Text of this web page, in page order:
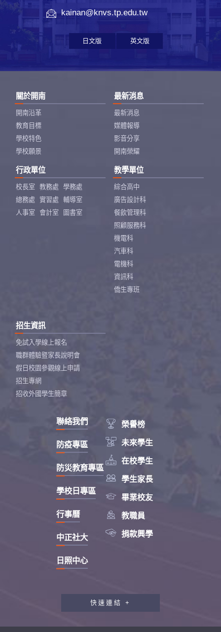
kainan@knvs.tp.edu.tw
日文版 英文版
關於開南
開南沿革
教育目標
學校特色
學校願景
最新消息
最新消息
媒體報導
影音分享
開南榮耀
行政單位
校長室 教務處
學務處
總務處
實習處
輔導室
人事室
會計室 圖書室
教學單位
綜合高中
廣告設計科
餐飲管理科
照顧服務科
機電科
汽車科
電機科
資訊科
僑生專班
招生資訊
免試入學線上報名
職群體驗暨家長說明會
假日校園參觀線上申請
招生專網
招收外國學生簡章
 榮譽榜
 未來學生
 在校學生
 學生家長
 畢業校友
 教職員
 捐款興學
聯絡我們
防疫專區
防災教育專區
學校日專區
行事曆
中正社大
日照中心
快速連結 +
教職員工研習專區